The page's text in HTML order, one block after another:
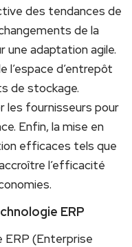
des tendances de
de la
une adaptation agile.
l’espace d’entrepôt
de stockage.
les fournisseurs pour
Enfin, la mise en
efficaces tels que
l’efficacité
ERP
ERP (Enterprise